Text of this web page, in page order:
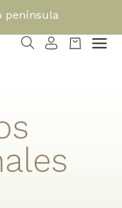
península